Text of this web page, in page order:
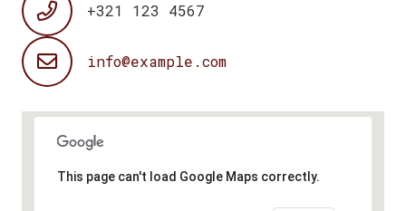
+321 123 4567
info@example.com
This page can't load Google Maps correctly.